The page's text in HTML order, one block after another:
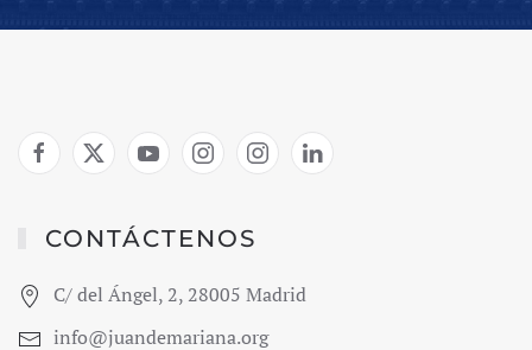
CONTÁCTENOS
C/ del Ángel, 2, 28005 Madrid
info@juandemariana.org